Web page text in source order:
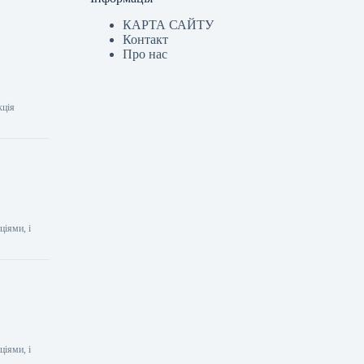
і
і
КАРТА САЙТУ
Контакт
Про нас